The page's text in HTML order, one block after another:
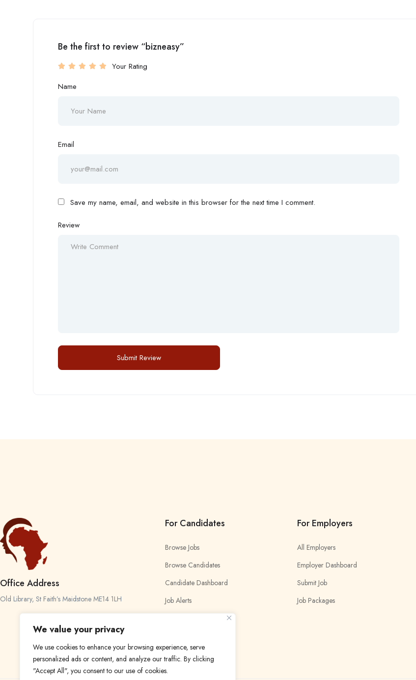
We value your privacy
We use cookies to enhance your browsing experience, serve
personalized ads or content, and analyze our traffic. By clicking
"Accept All", you consent to our use of cookies.
Be the first to review “bizneasy”
Your Rating
Name
Email
Save my name, email, and website in this browser for the next time I comment.
Review
Office Address
Old Library, St Faith’s Maidstone ME14 1LH
For Candidates
Browse Jobs
Browse Candidates
Candidate Dashboard
Job Alerts
For Employers
All Employers
Employer Dashboard
Submit Job
Job Packages